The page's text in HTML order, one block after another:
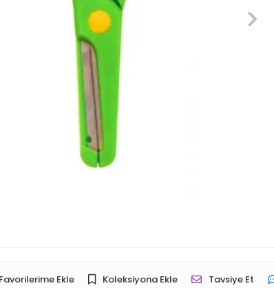
Favorilerime Ekle Koleksiyona Ekle Tavsiye Et